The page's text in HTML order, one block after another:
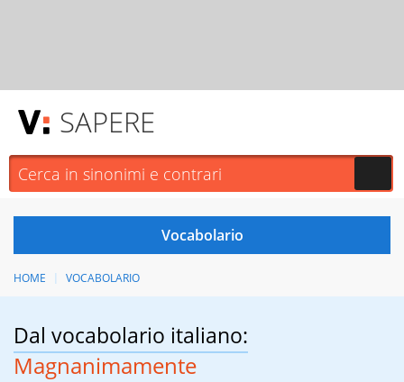
SAPERE
HOME VOCABOLARIO
Dal vocabolario italiano:
Magnanimamente